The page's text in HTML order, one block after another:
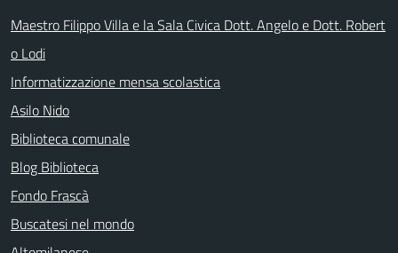
Maestro Filippo Villa e la Sala Civica Dott. Angelo e Dott. Robert
o Lodi
Informatizzazione mensa scolastica
Asilo Nido
Biblioteca comunale
Blog Biblioteca
Fondo Frascà
Buscatesi nel mondo